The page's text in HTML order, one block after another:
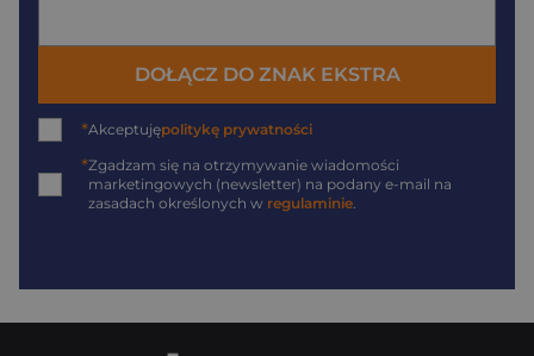
DOŁĄCZ DO ZNAK EKSTRA
*Akceptujępolitykę prywatności
*Zgadzam się na otrzymywanie wiadomości
marketingowych (newsletter) na podany e-mail na
zasadach określonych w regulaminie